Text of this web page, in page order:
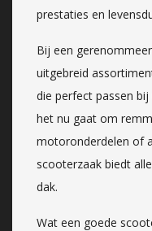
prestaties en
Bij een
uitgebreid
die perfect passen
het nu gaat om
motoronderdelen of
scooterzaak biedt
dak.
Wat een goede